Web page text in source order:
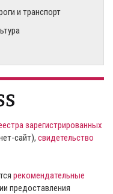
и транспорт
зарегистрированных
сайт), свидетельство
рекомендательные
предоставления